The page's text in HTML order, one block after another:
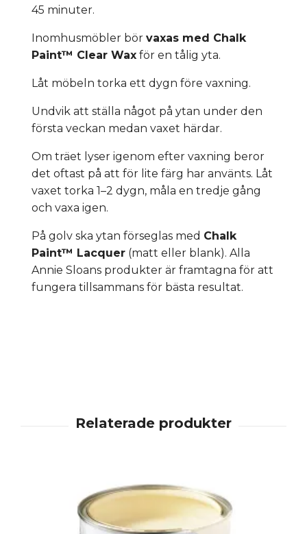
45 minuter.
Inomhusmöbler bör vaxas med Chalk
Paint™ Clear Wax för en tålig yta.
Låt möbeln torka ett dygn före vaxning.
Undvik att ställa något på ytan under den
första veckan medan vaxet härdar.
Om träet lyser igenom efter vaxning beror
det oftast på att för lite färg har använts. Låt
vaxet torka 1–2 dygn, måla en tredje gång
och vaxa igen.
På golv ska ytan förseglas med Chalk
Paint™ Lacquer (matt eller blank). Alla
Annie Sloans produkter är framtagna för att
fungera tillsammans för bästa resultat.